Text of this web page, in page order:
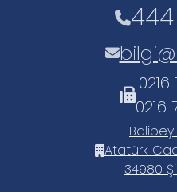
0216
0216
Atatürk
34980